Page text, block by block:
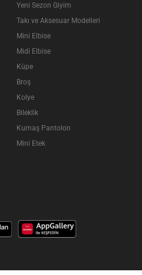
Yeni Sezon Giyim
Takı ve Aksesuar Modelleri
Mini Elbise
Midi Elbise
Küpe
Broş
Kolye
Bileklik
Kumaş Pantolon
Mini Etek